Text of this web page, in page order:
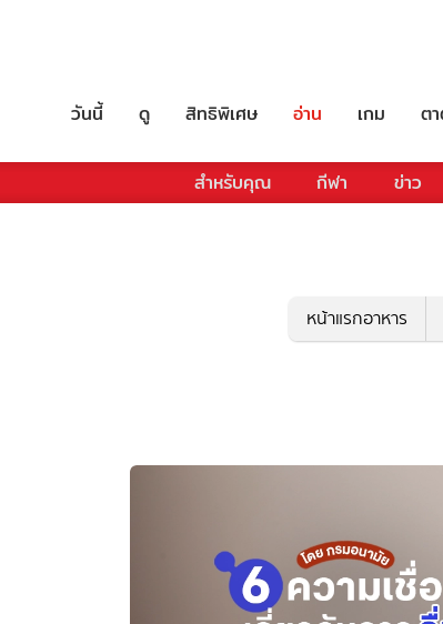
วันนี้ ดู สิทธิพิเศษ อ่าน เกม ต
สำหรับคุณ กีฬา ข่าว
หน้าแรกอาหาร